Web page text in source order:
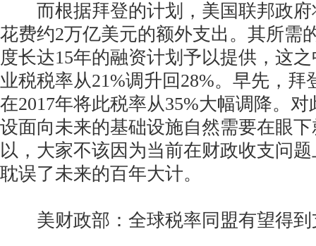
而根据拜登的计划，美国联邦政府
花费约2万亿美元的额外支出。其所需
度长达15年的融资计划予以提供，这
业税税率从21%调升回28%。早先，拜
在2017年将此税率从35%大幅调降。
设面向未来的基础设施自然需要在眼
以，大家不该因为当前在财政收支问
耽误了未来的百年大计。
美财政部：全球税率同盟有望得到